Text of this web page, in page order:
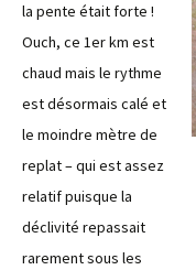
la pente était forte !
Ouch, ce 1er km est
chaud mais le rythme
est désormais calé et
le moindre mètre de
replat – qui est assez
relatif puisque la
déclivité repassait
rarement sous les